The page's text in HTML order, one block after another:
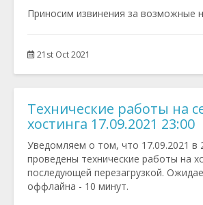
Приносим извинения за возможные
21st Oct 2021
Технические работы на
хостинга 17.09.2021 23:00
Уведомляем о том, что 17.09.2021 в
проведены технические работы на
последующей перезагрузкой.
оффлайна - 10 минут.